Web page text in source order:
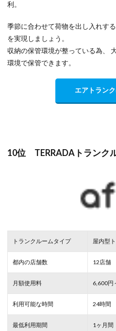
利。
季節に合わせて荷物を出し入れす
を実現しましょう。
収納の保管環境が整っている為、
環境で保管できます。
エアトラン
10位 TERRADAトランク
トランクルームタイプ 屋内型
都内の店舗数 12店舗
月額使用料 6,600円
利用可能な時間 24時間
最低利用期間 1ヶ月間